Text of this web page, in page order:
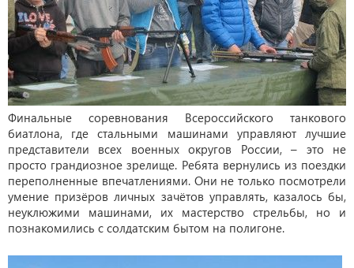
Финальные соревнования Всероссийского танкового
биатлона, где стальными машинами управляют лучшие
представители всех военных округов России, – это не
просто грандиозное зрелище. Ребята вернулись из поездки
переполненные впечатлениями. Они не только посмотрели
умение призёров личных зачётов управлять, казалось бы,
неуклюжими машинами, их мастерство стрельбы, но и
познакомились с солдатским бытом на полигоне.